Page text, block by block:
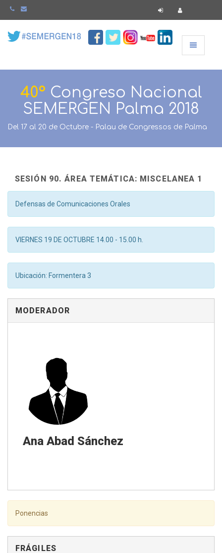
40º Congreso Nacional
SEMERGEN Palma 2018
Del 17 al 20 de Octubre - Palau de Congressos de Palma
SESIÓN 90. ÁREA TEMÁTICA: MISCELANEA 1
Defensas de Comunicaciones Orales
VIERNES 19 DE OCTUBRE 14.00 - 15.00 h.
Ubicación: Formentera 3
MODERADOR
Ana Abad Sánchez
Ponencias
FRÁGILES